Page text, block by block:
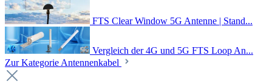
FTS Clear Window 5G Antenne | Stand...
Vergleich der 4G und 5G FTS Loop An...
Zur Kategorie Antennenkabel